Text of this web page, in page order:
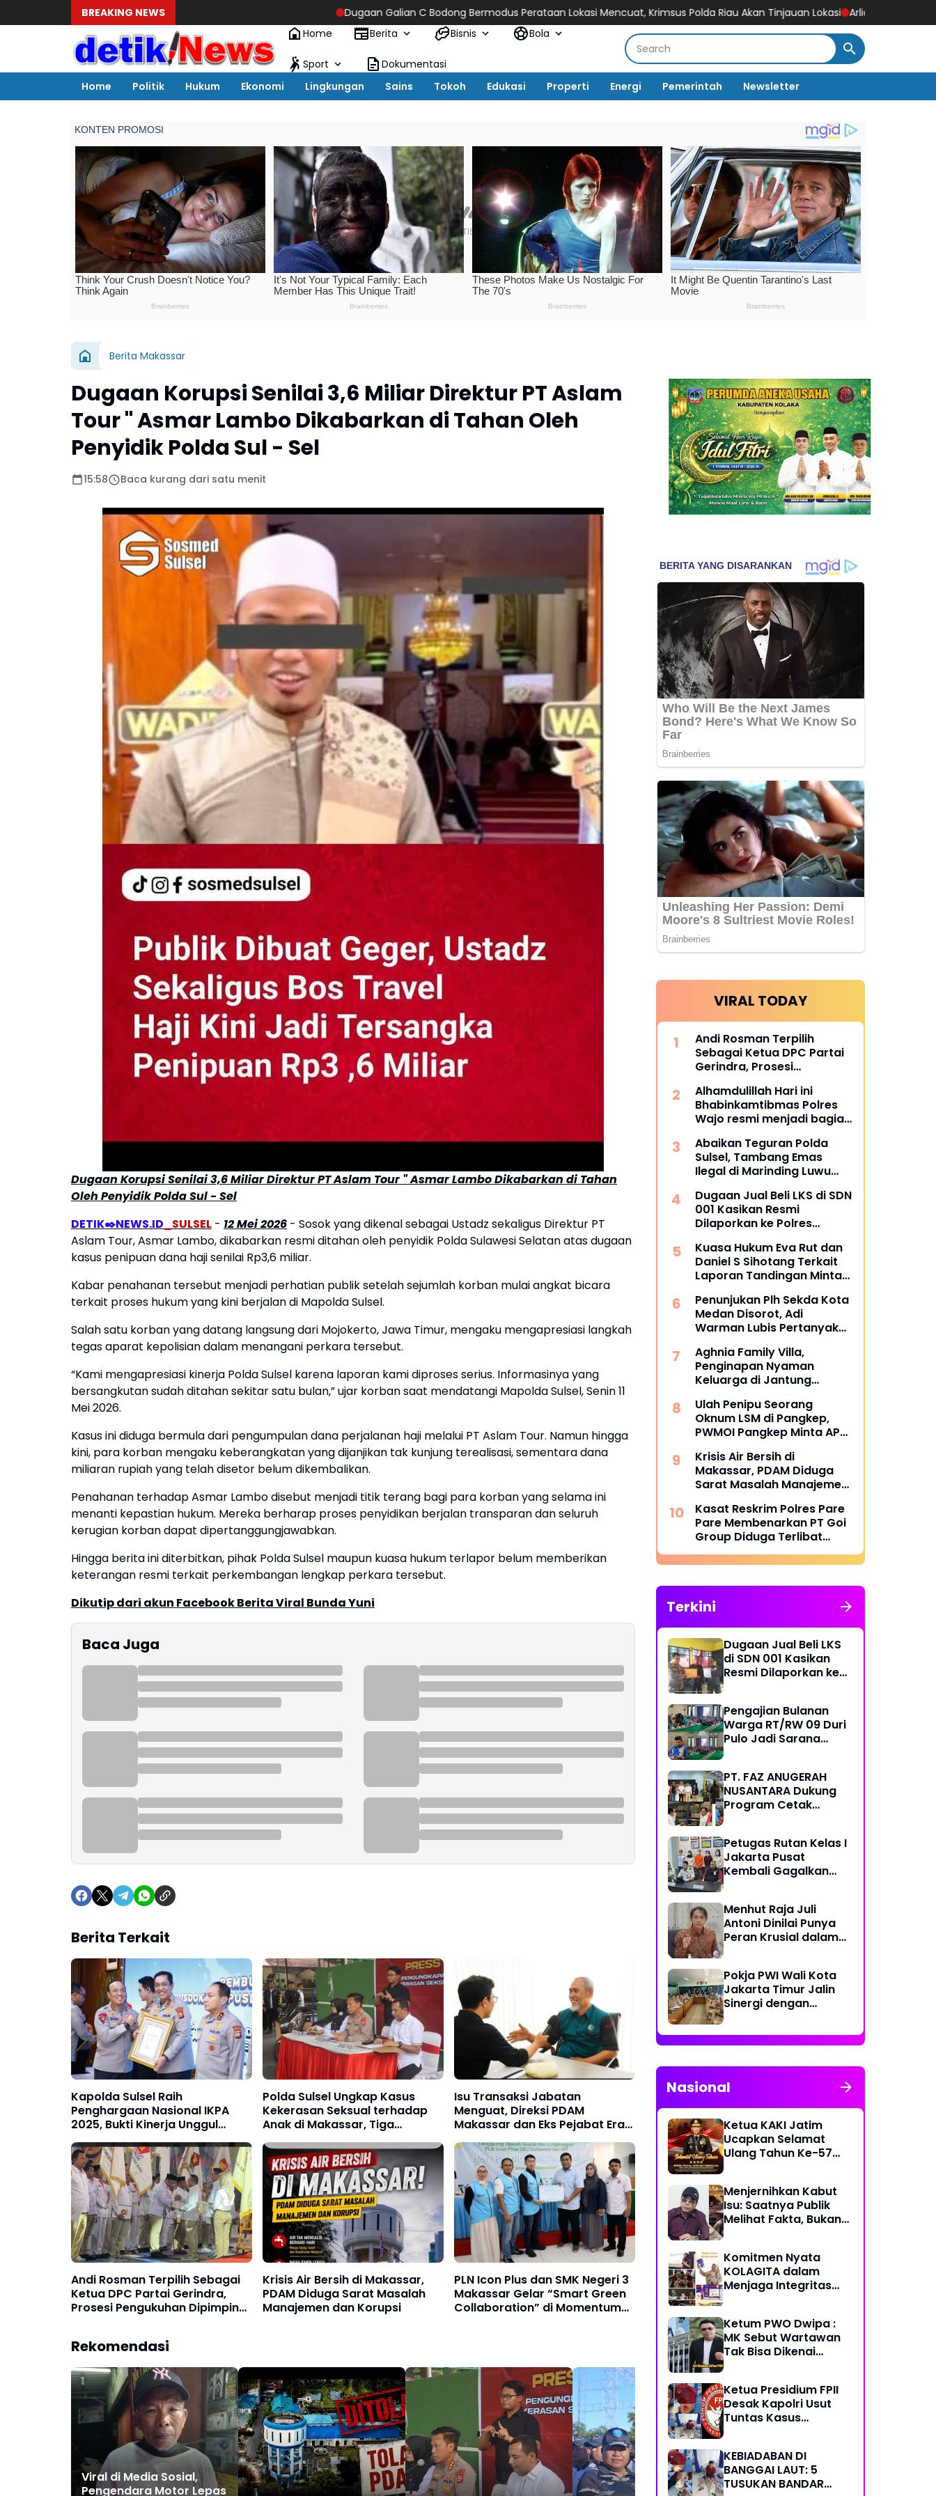
BREAKING NEWS Dugaan Galian C Bodong Bermodus Perataan Lokasi Mencuat, Krimsus Polda Riau Akan Tinjauan Lokasi Arlida Putri & SUKENI cs Siap
Home
Berita Bisnis Bola
Sport
Dokumentasi
Home
Politik Hukum Ekonomi Lingkungan Sains Tokoh Edukasi Properti Energi Pemerintah Newsletter
Berita Makassar
Dugaan Korupsi Senilai 3,6 Miliar Direktur PT Aslam
Tour " Asmar Lambo Dikabarkan di Tahan Oleh
Penyidik Polda Sul - Sel
15:58 Baca kurang dari satu menit
Dugaan Korupsi Senilai 3,6 Miliar Direktur PT Aslam Tour " Asmar Lambo Dikabarkan di Tahan
Oleh Penyidik Polda Sul - Sel
DETIK✒️NEWS.ID_SULSEL - 12 Mei 2026 - Sosok yang dikenal sebagai Ustadz sekaligus Direktur PT
Aslam Tour, Asmar Lambo, dikabarkan resmi ditahan oleh penyidik Polda Sulawesi Selatan atas dugaan
kasus penipuan dana haji senilai Rp3,6 miliar.
Kabar penahanan tersebut menjadi perhatian publik setelah sejumlah korban mulai angkat bicara
terkait proses hukum yang kini berjalan di Mapolda Sulsel.
Salah satu korban yang datang langsung dari Mojokerto, Jawa Timur, mengaku mengapresiasi langkah
tegas aparat kepolisian dalam menangani perkara tersebut.
“Kami mengapresiasi kinerja Polda Sulsel karena laporan kami diproses serius. Informasinya yang
bersangkutan sudah ditahan sekitar satu bulan,” ujar korban saat mendatangi Mapolda Sulsel, Senin 11
Mei 2026.
Kasus ini diduga bermula dari pengumpulan dana perjalanan haji melalui PT Aslam Tour. Namun hingga
kini, para korban mengaku keberangkatan yang dijanjikan tak kunjung terealisasi, sementara dana
miliaran rupiah yang telah disetor belum dikembalikan.
Penahanan terhadap Asmar Lambo disebut menjadi titik terang bagi para korban yang selama ini
menanti kepastian hukum. Mereka berharap proses penyidikan berjalan transparan dan seluruh
kerugian korban dapat dipertanggungjawabkan.
Hingga berita ini diterbitkan, pihak Polda Sulsel maupun kuasa hukum terlapor belum memberikan
keterangan resmi terkait perkembangan lengkap perkara tersebut.
Dikutip dari akun Facebook Berita Viral Bunda Yuni
Baca Juga
Berita Terkait
Kapolda Sulsel Raih
Penghargaan Nasional IKPA
2025, Bukti Kinerja Unggul
Pengelolaan Anggaran
Polda Sulsel Ungkap Kasus
Kekerasan Seksual terhadap
Anak di Makassar, Tiga
Tersangka Diamankan
Isu Transaksi Jabatan
Menguat, Direksi PDAM
Makassar dan Eks Pejabat Era
Beni Disorot
Andi Rosman Terpilih Sebagai
Ketua DPC Partai Gerindra,
Prosesi Pengukuhan Dipimpin
Krisis Air Bersih di Makassar,
PDAM Diduga Sarat Masalah
Manajemen dan Korupsi
PLN Icon Plus dan SMK Negeri 3
Makassar Gelar “Smart Green
Collaboration” di Momentum
Rekomendasi
Viral di Media Sosial,
Pengendara Motor Lepas
Sarat Masalah
Manajemen dan Korupsi
VIRAL TODAY
Andi Rosman Terpilih
Sebagai Ketua DPC Partai
Gerindra, Prosesi
Langsung Sufmi Dasco
Ahmad.
Alhamdulillah Hari ini
Bhabinkamtibmas Polres
Wajo resmi menjadi bagian
Lingkungan)
Abaikan Teguran Polda
Sulsel, Tambang Emas
Ilegal di Marinding Luwu
Hari Tiga Pelaku Terkesan
Kebah Hukum
Dugaan Jual Beli LKS di SDN
001 Kasikan Resmi
Dilaporkan ke Polres
Metroterkini.id Desak Usut
Kasus Ini
Kuasa Hukum Eva Rut dan
Daniel S Sihotang Terkait
Laporan Tandingan Minta
Penunjukan Plh Sekda Kota
Medan Disorot, Adi
Warman Lubis Pertanyakan
Merit
Aghnia Family Villa,
Penginapan Nyaman
Keluarga di Jantung
Bulukumba
Ulah Penipu Seorang
Oknum LSM di Pangkep,
PWMOI Pangkep Minta APH
Krisis Air Bersih di
Makassar, PDAM Diduga
Sarat Masalah Manajemen
Kasat Reskrim Polres Pare
Pare Membenarkan PT Goi
Group Diduga Terlibat
Penyelundupan BBM
Bersubsidi, Mobil Tangki
Terkini
Dugaan Jual Beli LKS
di SDN 001 Kasikan
Resmi Dilaporkan ke
Metroterkini.id Desak
Usut Kasus Ini
Pengajian Bulanan
Warga RT/RW 09 Duri
Pulo Jadi Sarana
Kebersamaan
PT. FAZ ANUGERAH
NUSANTARA Dukung
Program Cetak
Pestisida
Petugas Rutan Kelas I
Jakarta Pusat
Kembali Gagalkan
Disembunyikan di
Pakaian Dalam
Pengunjung
Menhut Raja Juli
Antoni Dinilai Punya
Peran Krusial dalam
Hutan
Pokja PWI Wali Kota
Jakarta Timur Jalin
Sinergi dengan
untuk Perkuat
Publikasi Informasi
Nasional
Ketua KAKI Jatim
Ucapkan Selamat
Ulang Tahun Ke-57
Semoga Selalu Sehat
Sukses Berkah Umur
Menjernihkan Kabut
Isu: Saatnya Publik
Melihat Fakta, Bukan
Komitmen Nyata
KOLAGITA dalam
Menjaga Integritas
Ketum PWO Dwipa :
MK Sebut Wartawan
Tak Bisa Dikenai
Profesi. Aparat Hukum
Diminta Patuhi
Ketua Presidium FPII
Desak Kapolri Usut
Tuntas Kasus
KEBIADABAN DI
BANGGAI LAUT: 5
TUSUKAN BANDAR